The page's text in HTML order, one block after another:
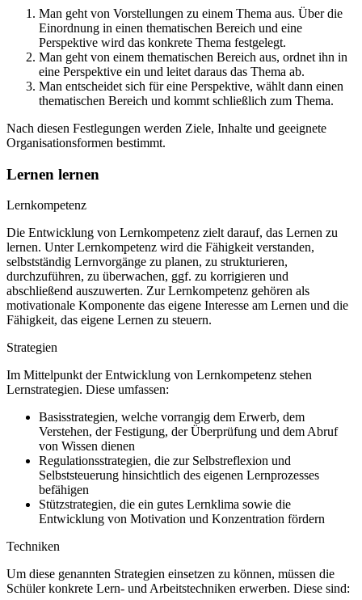
Man geht von Vorstellungen zu einem Thema aus. Über die
Einordnung in einen thematischen Bereich und eine
Perspektive wird das konkrete Thema festgelegt.
Man geht von einem thematischen Bereich aus, ordnet ihn in
eine Perspektive ein und leitet daraus das Thema ab.
Man entscheidet sich für eine Perspektive, wählt dann einen
thematischen Bereich und kommt schließlich zum Thema.
Nach diesen Festlegungen werden Ziele, Inhalte und geeignete
Organisationsformen bestimmt.
Lernen lernen
Lernkompetenz
Die Entwicklung von Lernkompetenz zielt darauf, das Lernen zu
lernen. Unter Lernkompetenz wird die Fähigkeit verstanden,
selbstständig Lernvorgänge zu planen, zu strukturieren,
durchzuführen, zu überwachen, ggf. zu korrigieren und
abschließend auszuwerten. Zur Lernkompetenz gehören als
motivationale Komponente das eigene Interesse am Lernen und die
Fähigkeit, das eigene Lernen zu steuern.
Strategien
Im Mittelpunkt der Entwicklung von Lernkompetenz stehen
Lernstrategien. Diese umfassen:
Basisstrategien, welche vorrangig dem Erwerb, dem
Verstehen, der Festigung, der Überprüfung und dem Abruf
von Wissen dienen
Regulationsstrategien, die zur Selbstreflexion und
Selbststeuerung hinsichtlich des eigenen Lernprozesses
befähigen
Stützstrategien, die ein gutes Lernklima sowie die
Entwicklung von Motivation und Konzentration fördern
Techniken
Um diese genannten Strategien einsetzen zu können, müssen die
Schüler konkrete Lern- und Arbeitstechniken erwerben. Diese sind: